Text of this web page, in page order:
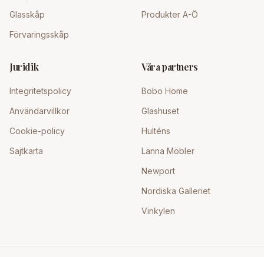
Glasskåp
Förvaringsskåp
Produkter A-Ö
Juridik
Integritetspolicy
Användarvillkor
Cookie-policy
Sajtkarta
Våra partners
Bobo Home
Glashuset
Hulténs
Länna Möbler
Newport
Nordiska Galleriet
Vinkylen